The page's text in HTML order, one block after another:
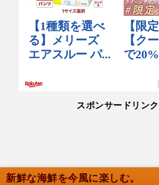
スポンサードリンク
新鮮な海鮮を今風に楽しむ。